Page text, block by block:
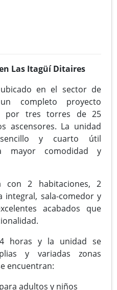
Las Itagüí Ditaires
en el sector de
completo proyecto
por tres torres de 25
ascensores. La unidad
y cuarto útil
mayor comodidad y
con 2 habitaciones, 2
integral, sala-comedor y
acabados que
horas y la unidad se
y variadas zonas
encuentran:
adultos y niños